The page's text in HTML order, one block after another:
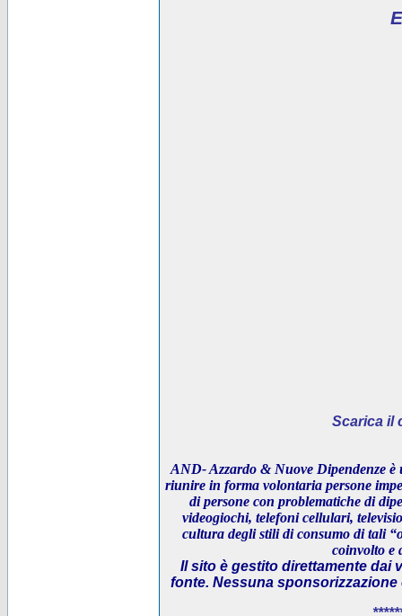
Scarica il
AND- Azzardo & Nuove Dipendenze è
riunire in forma volontaria persone
di persone con problematiche di
videogiochi, telefoni cellulari,
cultura degli stili di consumo di tali
coinvolto e
Il sito è gestito direttamente dai
fonte. Nessuna